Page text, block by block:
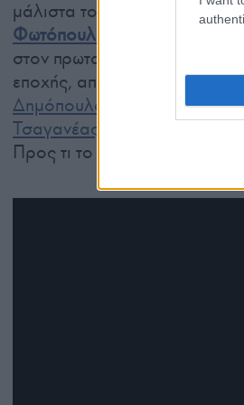
μάλιστα το
διέγραψε
Φωτόπουλο
για τη
στον πρωταγωνιστικό ρόλο,
εποχής, από
Γεωργία
Δημόπουλο
πριν ασχοληθεί
Τσαγανέας
στο ρόλο του
Προς τι το μίσος και ο